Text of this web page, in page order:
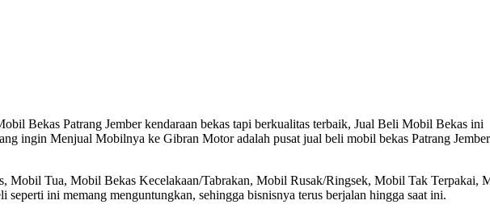
Bekas Patrang Jember kendaraan bekas tapi berkualitas terbaik, Jual Beli Mobil Bekas ini
ingin Menjual Mobilnya ke Gibran Motor adalah pusat jual beli mobil bekas Patrang
Mobil Tua, Mobil Bekas Kecelakaan/Tabrakan, Mobil Rusak/Ringsek, Mobil Tak Terpakai,
ini memang menguntungkan, sehingga bisnisnya terus berjalan hingga saat ini.